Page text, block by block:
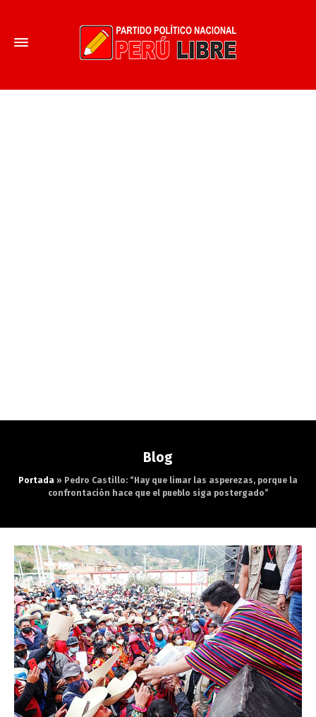
Blog
Portada » Pedro Castillo: “Hay que limar las asperezas, porque la
confrontación hace que el pueblo siga postergado”